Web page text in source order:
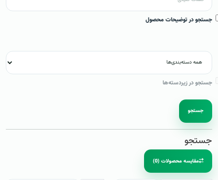
جستجو در توضیحات محصول
جستجو در زیردسته‌ها
جستجو
جستجو
مقایسه محصولات (0)